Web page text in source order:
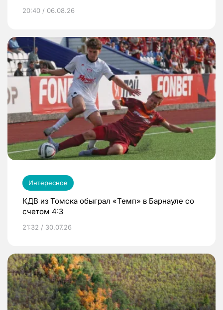
20:40 / 06.08.26
Интересное
КДВ из Томска обыграл «Темп» в Барнауле со
счетом 4:3
21:32 / 30.07.26